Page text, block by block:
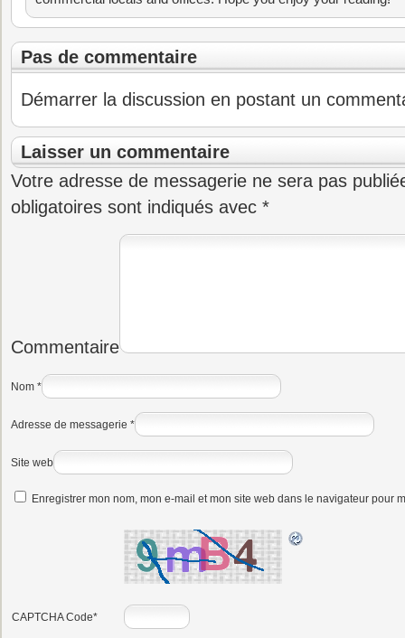
Pas de commentaire
Démarrer la discussion en postant un
Laisser un commentaire
Votre adresse de messagerie ne sera pas
obligatoires sont indiqués avec *
Commentaire
Nom *
Adresse de messagerie *
Site web
Enregistrer mon nom, mon e-mail et mon site web dans le navigateur pour
CAPTCHA Code*